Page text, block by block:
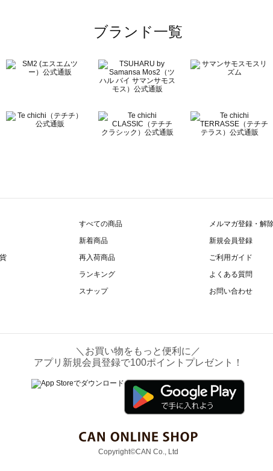
覧
ブランド一覧
すべての商品
新着商品
再入荷商品
ランキング
スナップ
メルマガ登録・解
新規会員登録
ご利用ガイド
よくある質問
お問い合わせ
＼お買い物をもっと便利に／
アプリ新規会員登録で100ポイントプレゼント！
Copyright©CAN Co., Ltd